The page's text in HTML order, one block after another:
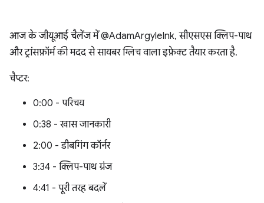
आज के जीयूआई चैलेंज में @AdamArgyleInk, सीएसएस क्लिप-पाथ
और ट्रांसफ़ॉर्म की मदद से सायबर ग्लिच वाला इफ़ेक्ट तैयार करता है.
चैप्टर:
0:00 - परिचय
0:38 - खास जानकारी
2:00 - डीबगिंग कॉर्नर
3:34 - क्लिप-पाथ ग्रंज
4:41 - पूरी तरह बदलें